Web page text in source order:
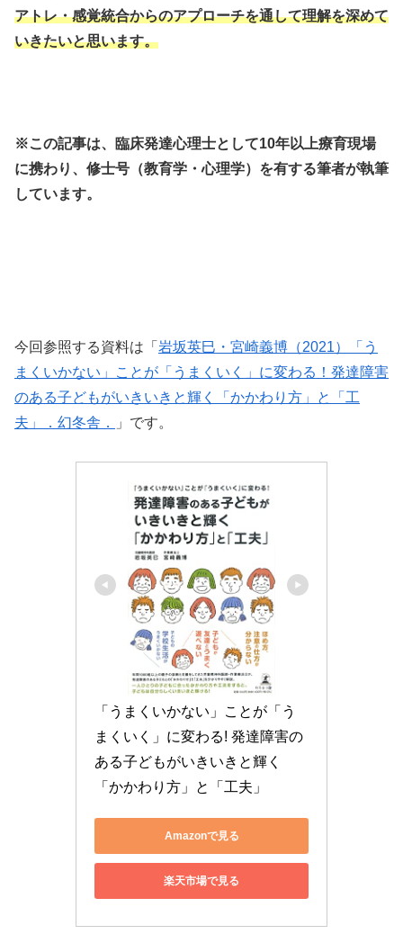
アトレ・感覚統合からのアプローチを通して理解を深めて
いきたいと思います。
※この記事は、臨床発達心理士として10年以上療育現場
に携わり、修士号（教育学・心理学）を有する筆者が執筆
しています。
今回参照する資料は「 岩坂英巳・宮崎義博（2021）「う
まくいかない」ことが「うまくいく」に変わる！発達障害
のある子どもがいきいきと輝く「かかわり方」と「工
夫」．幻冬舎．
」です。
「うまくいかない」ことが「う
まくいく」に変わる! 発達障害の
ある子どもがいきいきと輝く
「かかわり方」と「工夫」
Amazonで見る
楽天市場で見る